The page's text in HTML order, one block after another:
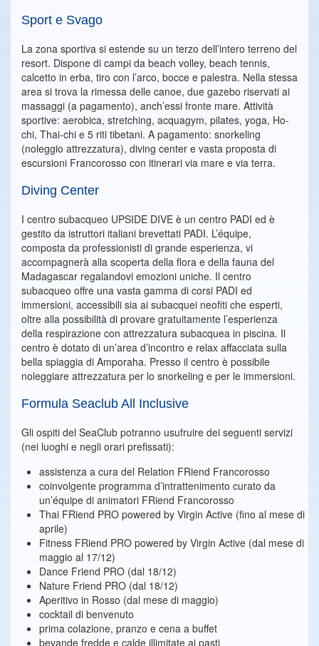
Sport e Svago
La zona sportiva si estende su un terzo dell’intero terreno del
resort. Dispone di campi da beach volley, beach tennis,
calcetto in erba, tiro con l’arco, bocce e palestra. Nella stessa
area si trova la rimessa delle canoe, due gazebo riservati ai
massaggi (a pagamento), anch’essi fronte mare. Attività
sportive: aerobica, stretching, acquagym, pilates, yoga, Ho-
chi, Thai-chi e 5 riti tibetani. A pagamento: snorkeling
(noleggio attrezzatura), diving center e vasta proposta di
escursioni Francorosso con itinerari via mare e via terra.
Diving Center
I centro subacqueo UPSIDE DIVE è un centro PADI ed è
gestito da istruttori italiani brevettati PADI. L’équipe,
composta da professionisti di grande esperienza, vi
accompagnerà alla scoperta della flora e della fauna del
Madagascar regalandovi emozioni uniche. Il centro
subacqueo offre una vasta gamma di corsi PADI ed
immersioni, accessibili sia ai subacquei neofiti che esperti,
oltre alla possibilità di provare gratuitamente l’esperienza
della respirazione con attrezzatura subacquea in piscina. Il
centro è dotato di un’area d’incontro e relax affacciata sulla
bella spiaggia di Amporaha. Presso il centro è possibile
noleggiare attrezzatura per lo snorkeling e per le immersioni.
Formula Seaclub All Inclusive
Gli ospiti del SeaClub potranno usufruire dei seguenti servizi
(nei luoghi e negli orari prefissati):
assistenza a cura del Relation FRiend Francorosso
coinvolgente programma d’intrattenimento curato da
un’équipe di animatori FRiend Francorosso
Thai FRiend PRO powered by Virgin Active (fino al mese di
aprile)
Fitness FRiend PRO powered by Virgin Active (dal mese di
maggio al 17/12)
Dance Friend PRO (dal 18/12)
Nature Friend PRO (dal 18/12)
Aperitivo in Rosso (dal mese di maggio)
cocktail di benvenuto
prima colazione, pranzo e cena a buffet
bevande fredde e calde illimitate ai pasti